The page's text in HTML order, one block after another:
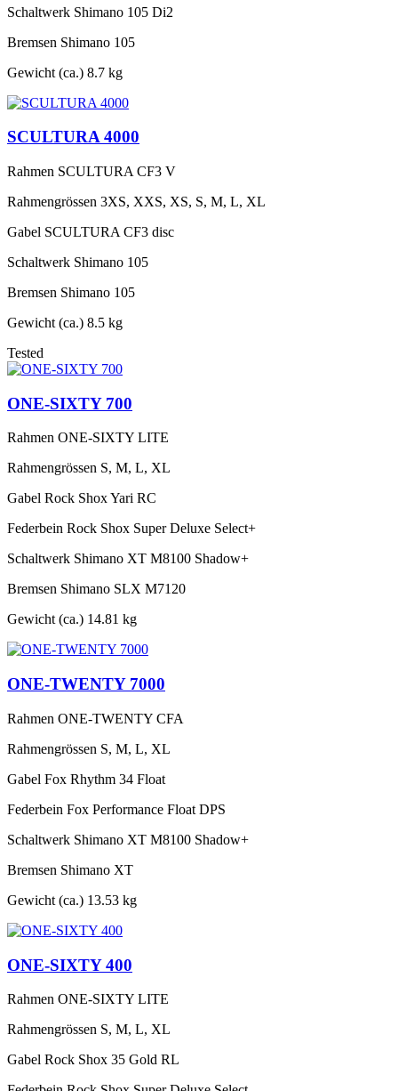
Schaltwerk Shimano 105 Di2
Bremsen Shimano 105
Gewicht (ca.) 8.7 kg
SCULTURA 4000
Rahmen SCULTURA CF3 V
Rahmengrössen 3XS, XXS, XS, S, M, L, XL
Gabel SCULTURA CF3 disc
Schaltwerk Shimano 105
Bremsen Shimano 105
Gewicht (ca.) 8.5 kg
Tested
ONE-SIXTY 700
Rahmen ONE-SIXTY LITE
Rahmengrössen S, M, L, XL
Gabel Rock Shox Yari RC
Federbein Rock Shox Super Deluxe Select+
Schaltwerk Shimano XT M8100 Shadow+
Bremsen Shimano SLX M7120
Gewicht (ca.) 14.81 kg
ONE-TWENTY 7000
Rahmen ONE-TWENTY CFA
Rahmengrössen S, M, L, XL
Gabel Fox Rhythm 34 Float
Federbein Fox Performance Float DPS
Schaltwerk Shimano XT M8100 Shadow+
Bremsen Shimano XT
Gewicht (ca.) 13.53 kg
ONE-SIXTY 400
Rahmen ONE-SIXTY LITE
Rahmengrössen S, M, L, XL
Gabel Rock Shox 35 Gold RL